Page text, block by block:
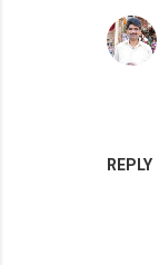
REPLY